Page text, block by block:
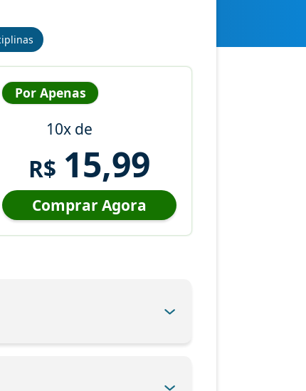
Por Apenas
10x de
R$ 15,99
Comprar Agora